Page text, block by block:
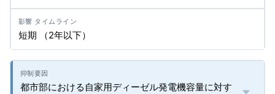
短期 （2年以下）
都市部における自家用ディーゼル発電機容量に対す